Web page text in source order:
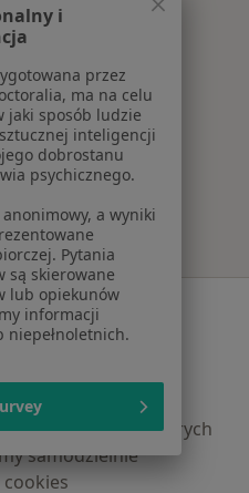
Najczęście leczone
profesjonalistów
których
samodzielnie
i
przez
ma na celu
jaki sposób ludzie
inteligencji
dobrostanu
psychicznego.
a wyniki
Pytania
są skierowane
lub opiekunów
informacji
niepełnoletnich.